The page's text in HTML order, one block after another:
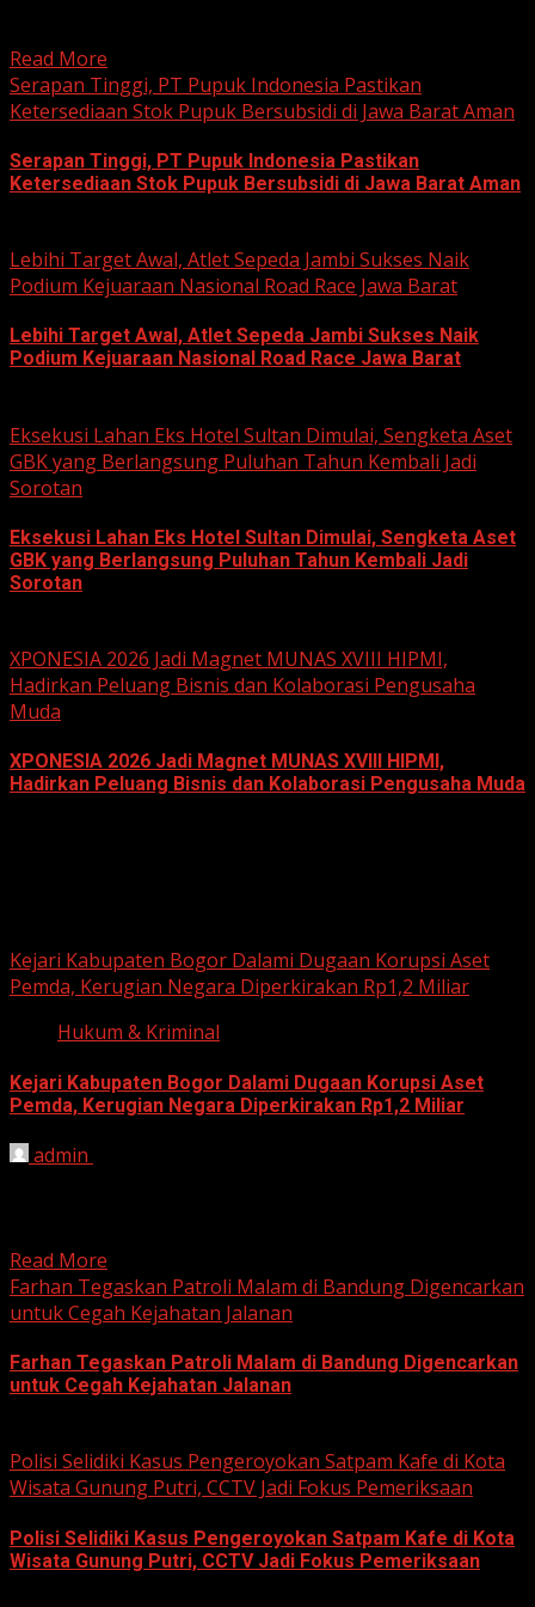
Read More
Serapan Tinggi, PT Pupuk Indonesia Pastikan
Ketersediaan Stok Pupuk Bersubsidi di Jawa Barat Aman
Serapan Tinggi, PT Pupuk Indonesia Pastikan
Ketersediaan Stok Pupuk Bersubsidi di Jawa Barat Aman
Lebihi Target Awal, Atlet Sepeda Jambi Sukses Naik
Podium Kejuaraan Nasional Road Race Jawa Barat
Lebihi Target Awal, Atlet Sepeda Jambi Sukses Naik
Podium Kejuaraan Nasional Road Race Jawa Barat
Eksekusi Lahan Eks Hotel Sultan Dimulai, Sengketa Aset
GBK yang Berlangsung Puluhan Tahun Kembali Jadi
Sorotan
Eksekusi Lahan Eks Hotel Sultan Dimulai, Sengketa Aset
GBK yang Berlangsung Puluhan Tahun Kembali Jadi
Sorotan
XPONESIA 2026 Jadi Magnet MUNAS XVIII HIPMI,
Hadirkan Peluang Bisnis dan Kolaborasi Pengusaha
Muda
XPONESIA 2026 Jadi Magnet MUNAS XVIII HIPMI,
Hadirkan Peluang Bisnis dan Kolaborasi Pengusaha Muda
Kejari Kabupaten Bogor Dalami Dugaan Korupsi Aset
Pemda, Kerugian Negara Diperkirakan Rp1,2 Miliar
Hukum & Kriminal
Kejari Kabupaten Bogor Dalami Dugaan Korupsi Aset
Pemda, Kerugian Negara Diperkirakan Rp1,2 Miliar
admin
Read More
Farhan Tegaskan Patroli Malam di Bandung Digencarkan
untuk Cegah Kejahatan Jalanan
Farhan Tegaskan Patroli Malam di Bandung Digencarkan
untuk Cegah Kejahatan Jalanan
Polisi Selidiki Kasus Pengeroyokan Satpam Kafe di Kota
Wisata Gunung Putri, CCTV Jadi Fokus Pemeriksaan
Polisi Selidiki Kasus Pengeroyokan Satpam Kafe di Kota
Wisata Gunung Putri, CCTV Jadi Fokus Pemeriksaan